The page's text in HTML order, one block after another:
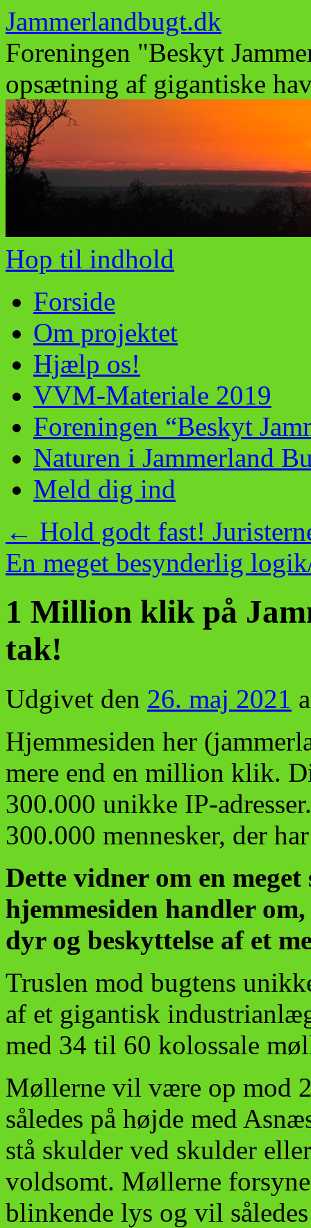
Jammerlandbugt.dk
Foreningen "Beskyt
opsætning af gigantiske
Hop til indhold
Forside
Om projektet
Hjælp os!
VVM-Materiale 2019
Foreningen “Beskyt
Naturen i Jammerland
Meld dig ind
← Hold godt fast!
En meget besynderlig
1 Million klik på
tak!
Udgivet den 26. maj 2021
Hjemmesiden her
mere end en million klik.
300.000 unikke IP-
300.000 mennesker, der
Dette vidner om en
hjemmesiden handler
dyr og beskyttelse af et
Truslen mod bugtens
af et gigantisk
med 34 til 60 kolossale
Møllerne vil være op mod
således på højde med
stå skulder ved skulder
voldsomt. Møllerne
blinkende lys og vil